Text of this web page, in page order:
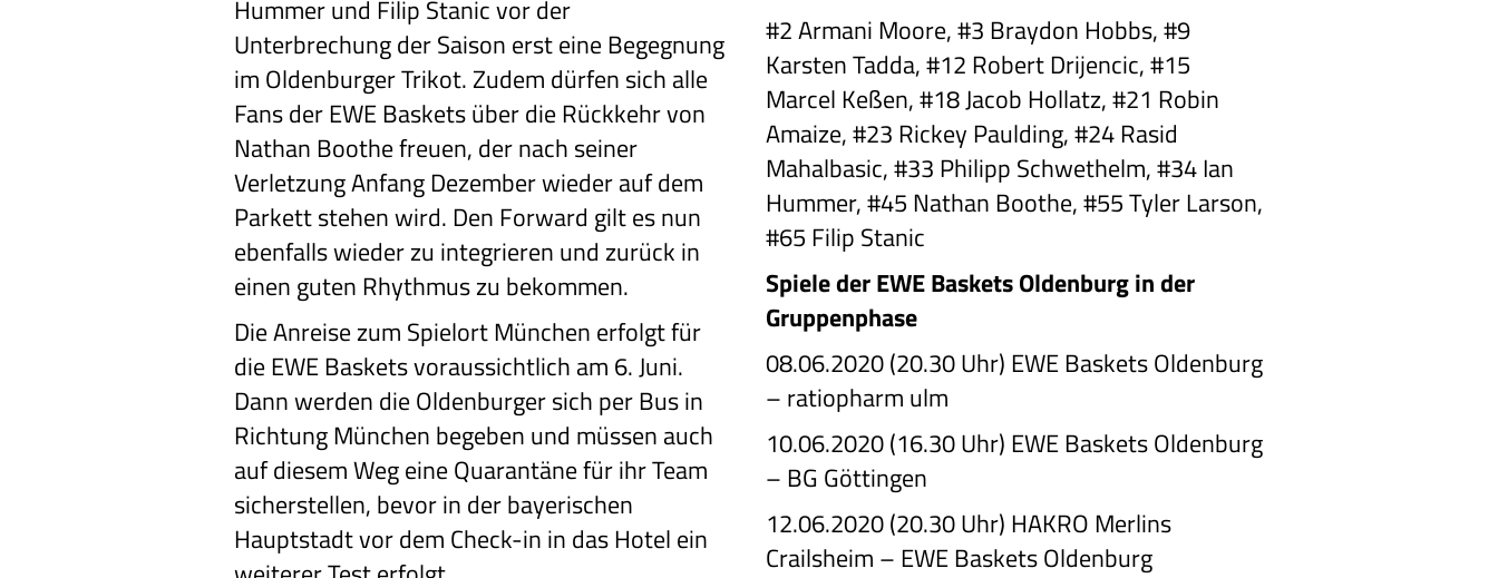
Hummer und Filip Stanic vor der
Unterbrechung der Saison erst eine Begegnung
im Oldenburger Trikot. Zudem dürfen sich alle
Fans der EWE Baskets über die Rückkehr von
Nathan Boothe freuen, der nach seiner
Verletzung Anfang Dezember wieder auf dem
Parkett stehen wird. Den Forward gilt es nun
ebenfalls wieder zu integrieren und zurück in
einen guten Rhythmus zu bekommen.
Die Anreise zum Spielort München erfolgt für
die EWE Baskets voraussichtlich am 6. Juni.
Dann werden die Oldenburger sich per Bus in
Richtung München begeben und müssen auch
auf diesem Weg eine Quarantäne für ihr Team
sicherstellen, bevor in der bayerischen
Hauptstadt vor dem Check-in in das Hotel ein
#2 Armani Moore, #3 Braydon Hobbs, #9
Karsten Tadda, #12 Robert Drijencic, #15
Marcel Keßen, #18 Jacob Hollatz, #21 Robin
Amaize, #23 Rickey Paulding, #24 Rasid
Mahalbasic, #33 Philipp Schwethelm, #34 Ian
Hummer, #45 Nathan Boothe, #55 Tyler Larson,
#65 Filip Stanic
Spiele der EWE Baskets Oldenburg in der
Gruppenphase
08.06.2020 (20.30 Uhr) EWE Baskets Oldenburg
– ratiopharm ulm
10.06.2020 (16.30 Uhr) EWE Baskets Oldenburg
– BG Göttingen
12.06.2020 (20.30 Uhr) HAKRO Merlins
Crailsheim – EWE Baskets Oldenburg